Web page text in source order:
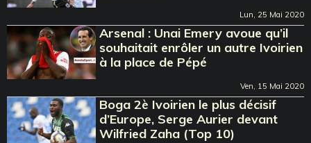
Lun, 25 Mai 2020
Arsenal : Unai Emery avoue qu’il
souhaitait enrôler un autre Ivoirien
à la place de Pépé
Ven, 15 Mai 2020
Boga 2è Ivoirien le plus décisif
d’Europe, Serge Aurier devant
Wilfried Zaha (Top 10)